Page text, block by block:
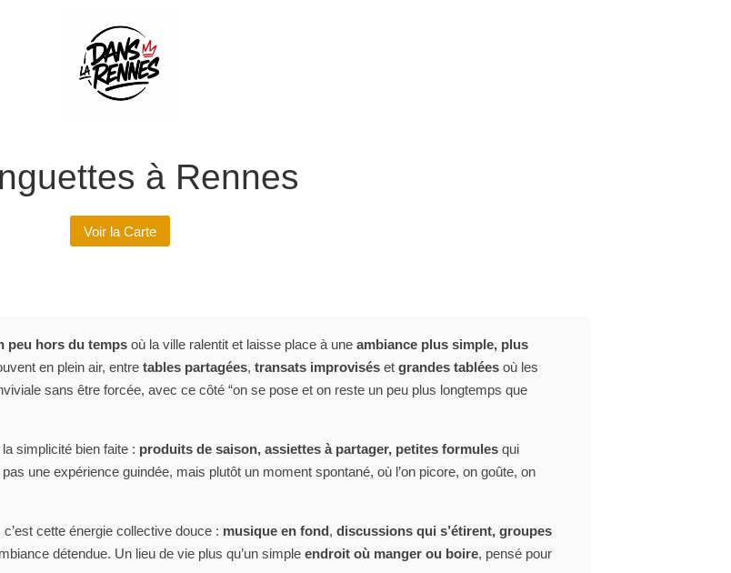
à Rennes
Voir la Carte
peu hors du temps où la ville ralentit et laisse place à uneambiance plus simple, plus
en plein air, entretables partagées,transats improvisés etgrandes tablées où les
sans être forcée, avec ce côté “on se pose et on reste un peu plus longtemps que
simplicité bien faite : produits de saison, assiettes à partager, petites formules qui
une expérience guindée, mais plutôt un moment spontané, où l’on picore, on goûte, on
cette énergie collective douce : musique en fond,discussions qui s’étirent, groupes
détendue. Un lieu de vie plus qu’un simpleendroit où manger ou boire, pensé pour